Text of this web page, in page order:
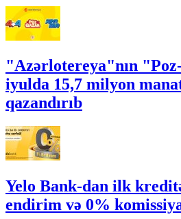
"Azərlotereya"nın
iyulda 15,7 milyon
qazandırıb
Yelo Bank-dan ilk
endirim və 0%